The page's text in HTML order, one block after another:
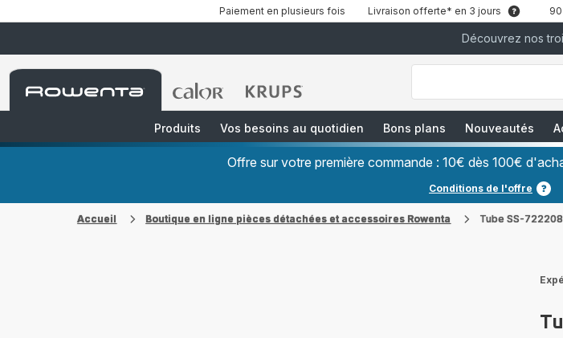
Paiement en plusieurs fois Livraison offerte* en 3 jours
Découvrez nos
Accueil
Rowenta
Accueil
Accueil
["Que
recherchez-
Café
Grains","Centrales
Vapeurs","Sèche
Produits
Vos besoins au quotidien Bons plans Nouveautés
Offre sur votre première commande : 10€ dès 100€
Conditions de l'offre
Accueil Boutique en ligne pièces détachées et accessoires Rowenta Tube SS-